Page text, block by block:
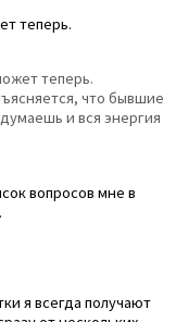
теперь.
теперь.
что бывшие
и вся энергия
вопросов мне в
я всегда получают